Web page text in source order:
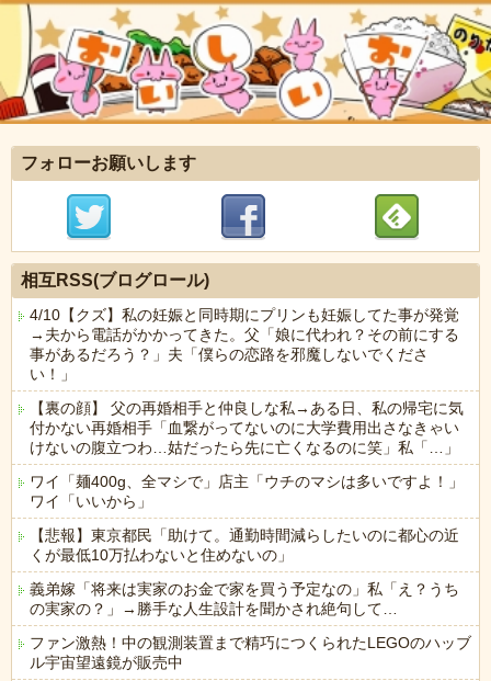
フォローお願いします
相互RSS(ブログロール)
4/10【クズ】私の妊娠と同時期にプリンも妊娠してた事が発覚
→夫から電話がかかってきた。父「娘に代われ？その前にする
事があるだろう？」夫「僕らの恋路を邪魔しないでくださ
い！」
【裏の顔】 父の再婚相手と仲良しな私→ある日、私の帰宅に気
付かない再婚相手「血繋がってないのに大学費用出さなきゃい
けないの腹立つわ…姑だったら先に亡くなるのに笑」私「…」
ワイ「麺400g、全マシで」店主「ウチのマシは多いですよ！」
ワイ「いいから」
【悲報】東京都民「助けて。通勤時間減らしたいのに都心の近
くが最低10万払わないと住めないの」
義弟嫁「将来は実家のお金で家を買う予定なの」私「え？うち
の実家の？」→勝手な人生設計を聞かされ絶句して…
ファン激熱！中の観測装置まで精巧につくられたLEGOのハッブ
ル宇宙望遠鏡が販売中